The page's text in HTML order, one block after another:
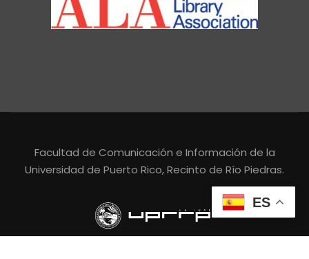
Facultad de Comunicación e Información de la
Universidad de Puerto Rico, Recinto de Río Piedras.
ES